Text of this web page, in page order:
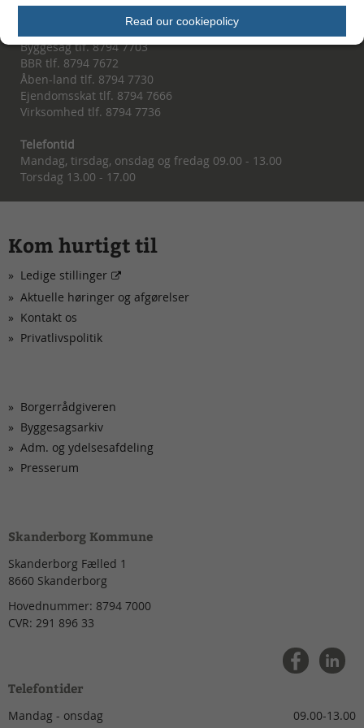
Eller du kan ringe til os
Byggesag tlf. 8794 7703
BBR tlf. 8794 7672
Åben-land tlf. 8794 7730
Ejendomsskat tlf. 8794 7666
Virksomhed tlf. 8794 7736
Telefontid
Mandag, tirsdag, onsdag og fredag 09.00 - 13.00
Torsdag 13.00 - 17.00
Kom hurtigt til
Ledige stillinger
Aktuelle høringer og afgørelser
Kontakt os
Privatlivspolitik
Borgerrådgiveren
Byggesagsarkiv
Adm. og ydelsesafdeling
Presserum
Skanderborg Kommune
Skanderborg Fælled 1
8660 Skanderborg
Hovednummer: 8794 7000
CVR: 291 896 33
Telefontider
Mandag - onsdag
09.00-13.00
Read our cookiepolicy